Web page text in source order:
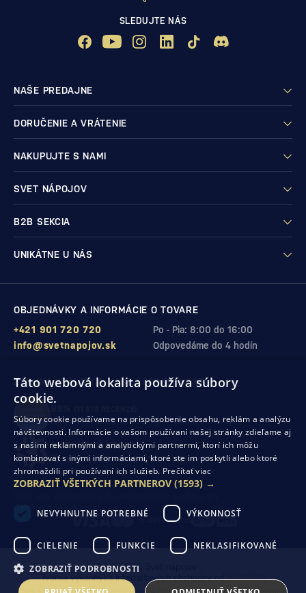
SLEDUJTE NÁS
NAŠE PREDAJNE
DORUČENIE A VRÁTENIE
NAKUPUJTE S NAMI
SVET NÁPOJOV
B2B SEKCIA
UNIKÁTNE U NÁS
OBJEDNÁVKY A INFORMÁCIE O TOVARE
Po - Pia: 8:00 do 16:00
+421 901 720 720
Odpovedáme do 4 hodín
info@svetnapojov.sk
ZÁRUKA KVALITY A VAŠEJ SPOKOJNOSTI
zákazníkov odporúča nákup v našom obchode
SHOP ROKU 2024
10. rok po sebesme získali ocenenie od Heureka
Odstúpenie od zmluvy
© 2026 Svet nápojov
Tvorba výkonných internetových obchodov odRIESENIA
Táto webová lokalita používa súbory
cookie.
Súbory cookie používame na prispôsobenie obsahu, reklám a analýzu
návštevnosti. Informácie o vašom používaní našej stránky zdieľame aj
s našimi reklamnými a analytickými partnermi, ktorí ich môžu
kombinovať s inými informáciami, ktoré ste im poskytli alebo ktoré
zhromaždili pri používaní ich služieb. Prečítať viac
ZOBRAZIŤ VŠETKÝCH PARTNEROV (1593) →
NEVYHNUTNE POTREBNÉ VÝKONNOSŤ
CIELENIE FUNKCIE NEKLASIFIKOVANÉ
ZOBRAZIŤ PODROBNOSTI